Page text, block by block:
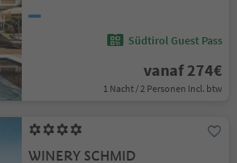
Südtirol Guest Pass
vanaf 274€
1 Nacht / 2 Personen Incl. btw
WINERY SCHMID